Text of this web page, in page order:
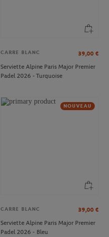
CARRE BLANC 39,00 €
Serviette Alpine Paris Major Premier
Padel 2026 - Turquoise
NOUVEAU
CARRE BLANC 39,00 €
Serviette Alpine Paris Major Premier
Padel 2026 - Bleu